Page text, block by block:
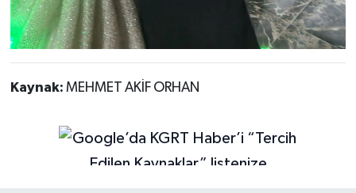
Kaynak: MEHMET AKİF ORHAN